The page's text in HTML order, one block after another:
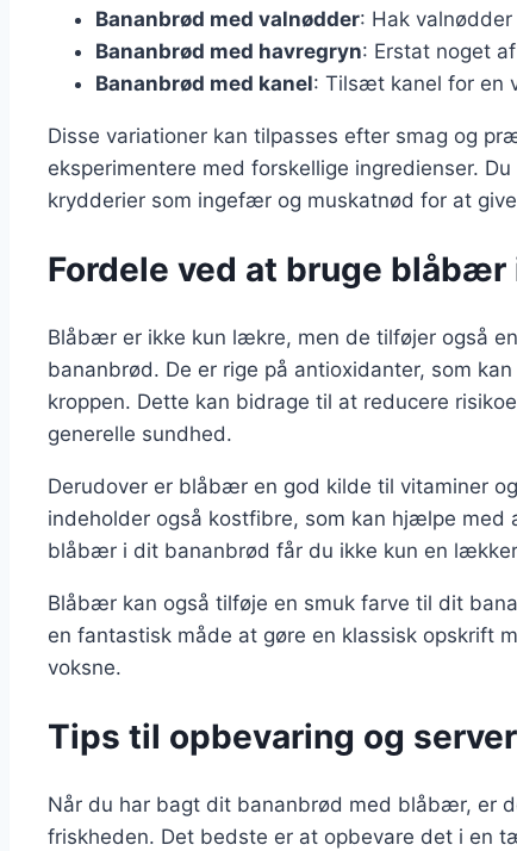
Bananbrød med valnødder: Hak
Bananbrød med havregryn: Erstat noget
Bananbrød med kanel: Tilsæt kanel for en
Disse variationer kan tilpasses efter smag og
eksperimentere med forskellige ingredienser.
krydderier som ingefær og muskatnød for at
Fordele ved at bruge blåbær
Blåbær er ikke kun lækre, men de tilføjer også
bananbrød. De er rige på antioxidanter, som
kroppen. Dette kan bidrage til at reducere
generelle sundhed.
Derudover er blåbær en god kilde til vitaminer
indeholder også kostfibre, som kan hjælpe med
blåbær i dit bananbrød får du ikke kun en
Blåbær kan også tilføje en smuk farve til dit
en fantastisk måde at gøre en klassisk opskrift
voksne.
Tips til opbevaring og
Når du har bagt dit bananbrød med blåbær, er
friskheden. Det bedste er at opbevare det i en